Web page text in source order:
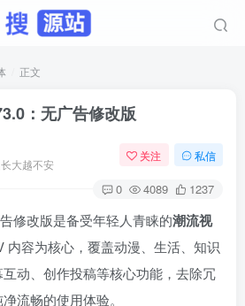
正文
：无广告修改版
大越不安
关注 私信
0 4089 1237
修改版是备受年轻人青睐的潮流视
内容为核心，覆盖动漫、生活、知识
动、创作投稿等核心功能，去除冗
流畅的使用体验。